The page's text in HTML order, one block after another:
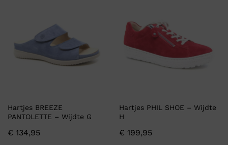
Hartjes BREEZE
PANTOLETTE – Wijdte G
€ 134,95
Hartjes PHIL SHOE – Wijdte
H
€ 199,95